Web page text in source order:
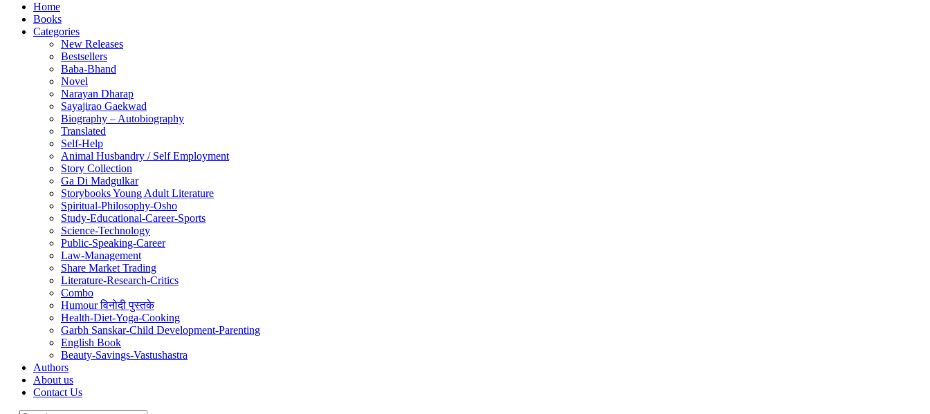
Home
Books
Categories
New Releases
Bestsellers
Baba-Bhand
Novel
Narayan Dharap
Sayajirao Gaekwad
Biography – Autobiography
Translated
Self-Help
Animal Husbandry / Self Employment
Story Collection
Ga Di Madgulkar
Storybooks Young Adult Literature
Spiritual-Philosophy-Osho
Study-Educational-Career-Sports
Science-Technology
Public-Speaking-Career
Law-Management
Share Market Trading
Literature-Research-Critics
Combo
Humour विनोदी पुस्तके
Health-Diet-Yoga-Cooking
Garbh Sanskar-Child Development-Parenting
English Book
Beauty-Savings-Vastushastra
Authors
About us
Contact Us